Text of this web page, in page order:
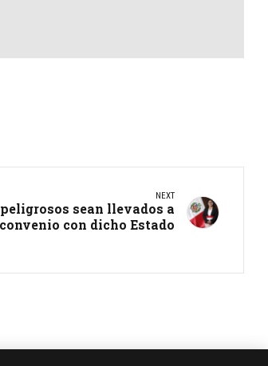
NEXT
sean llevados a
con dicho Estado